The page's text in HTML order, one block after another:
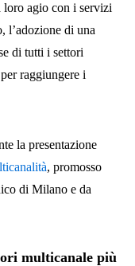
loro agio con i servizi
l’adozione di una
di tutti i settori
raggiungere i
la presentazione
, promosso
di Milano e da
multicanale più